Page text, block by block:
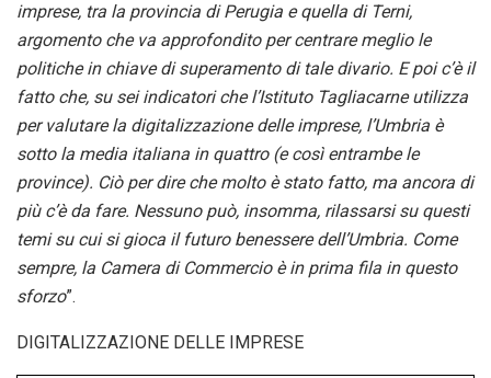
imprese, tra la provincia di Perugia e quella di Terni,
argomento che va approfondito per centrare meglio le
politiche in chiave di superamento di tale divario. E poi c’è il
fatto che, su sei indicatori che l’Istituto Tagliacarne utilizza
per valutare la digitalizzazione delle imprese, l’Umbria è
sotto la media italiana in quattro (e così entrambe le
province). Ciò per dire che molto è stato fatto, ma ancora di
più c’è da fare. Nessuno può, insomma, rilassarsi su questi
temi su cui si gioca il futuro benessere dell’Umbria. Come
sempre, la Camera di Commercio è in prima fila in questo
sforzo”.
DIGITALIZZAZIONE DELLE IMPRESE